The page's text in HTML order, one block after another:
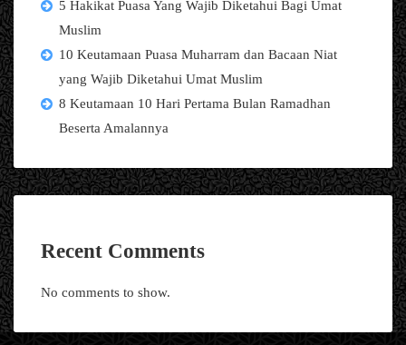
5 Hakikat Puasa Yang Wajib Diketahui Bagi Umat
Muslim
10 Keutamaan Puasa Muharram dan Bacaan Niat
yang Wajib Diketahui Umat Muslim
8 Keutamaan 10 Hari Pertama Bulan Ramadhan
Beserta Amalannya
Recent Comments
No comments to show.